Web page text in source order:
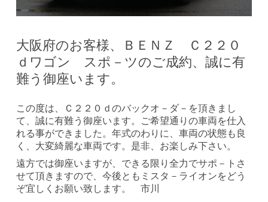
大阪府のお客様、ＢＥＮＺ Ｃ２２０
ｄワゴン スポ－ツのご成約、誠に有
難う御座います。
この度は、Ｃ２２０ｄのバックオ－ダ－を頂きまし
て、誠に有難う御座います。ご希望通りの車両を仕入
れる事ができました。年式のわりに、車両の状態も良
く、大変綺麗な車両です。是非、お楽しみ下さい。
遠方では御座いますが、できる限り全力でサポ－トさ
せて頂きますので、今後ともミスタ－ライオンをどう
ぞ宜しくお願い致します。 市川